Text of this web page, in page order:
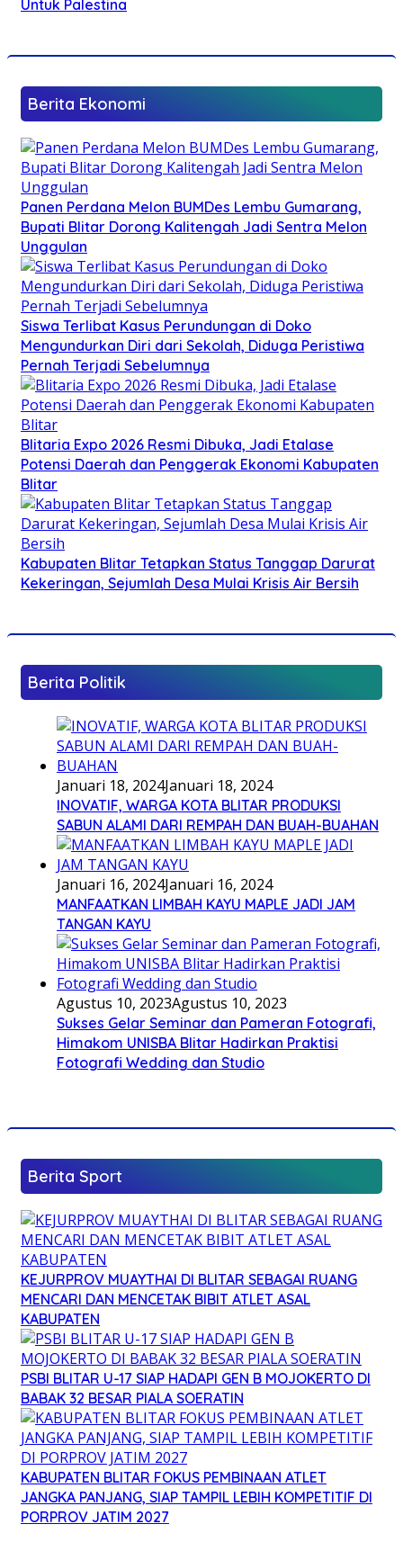
Untuk Palestina
Berita Ekonomi
Panen Perdana Melon BUMDes Lembu Gumarang,
Bupati Blitar Dorong Kalitengah Jadi Sentra Melon
Unggulan
Siswa Terlibat Kasus Perundungan di Doko
Mengundurkan Diri dari Sekolah, Diduga Peristiwa
Pernah Terjadi Sebelumnya
Blitaria Expo 2026 Resmi Dibuka, Jadi Etalase
Potensi Daerah dan Penggerak Ekonomi Kabupaten
Blitar
Kabupaten Blitar Tetapkan Status Tanggap Darurat
Kekeringan, Sejumlah Desa Mulai Krisis Air Bersih
Berita Politik
Januari 18, 2024Januari 18, 2024
INOVATIF, WARGA KOTA BLITAR PRODUKSI
SABUN ALAMI DARI REMPAH DAN BUAH-BUAHAN
Januari 16, 2024Januari 16, 2024
MANFAATKAN LIMBAH KAYU MAPLE JADI JAM
TANGAN KAYU
Agustus 10, 2023Agustus 10, 2023
Sukses Gelar Seminar dan Pameran Fotografi,
Himakom UNISBA Blitar Hadirkan Praktisi
Fotografi Wedding dan Studio
Berita Sport
KEJURPROV MUAYTHAI DI BLITAR SEBAGAI RUANG
MENCARI DAN MENCETAK BIBIT ATLET ASAL
KABUPATEN
PSBI BLITAR U-17 SIAP HADAPI GEN B MOJOKERTO DI
BABAK 32 BESAR PIALA SOERATIN
KABUPATEN BLITAR FOKUS PEMBINAAN ATLET
JANGKA PANJANG, SIAP TAMPIL LEBIH KOMPETITIF DI
PORPROV JATIM 2027